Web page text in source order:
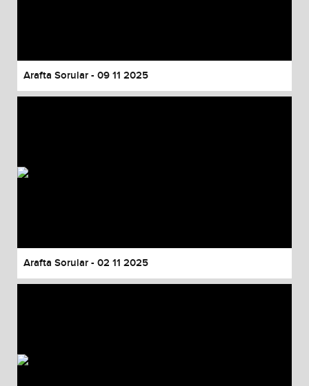
Arafta Sorular - 09 11 2025
Arafta Sorular - 02 11 2025